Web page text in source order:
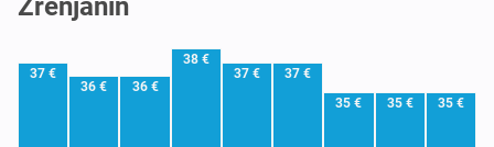
Zrenjanin
37 €
36 € 36 €
38 €
37 € 37 €
35 € 35 € 35 €